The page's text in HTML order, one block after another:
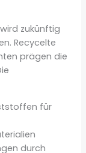
wird zukünftig
Recycelte
prägen die
für
durch